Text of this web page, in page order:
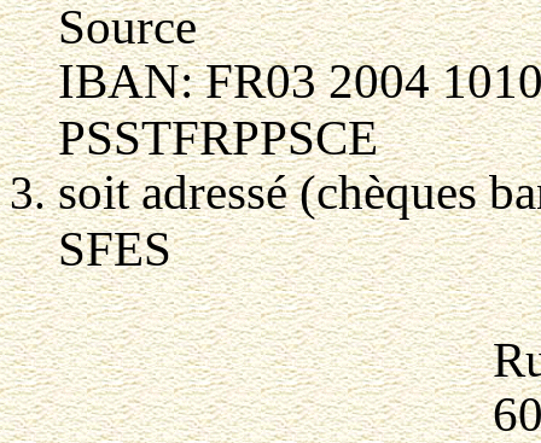
Source
IBAN: FR03 2004
PSSTFRPPSCE
soit adressé (chèques
SFES
Rue Haut
60300